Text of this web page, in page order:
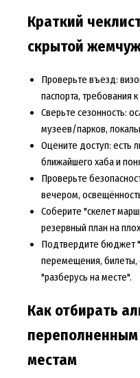
Краткий
скрытой
Проверьте въезд:
паспорта, требования к
Сверьте сезонность:
музеев/парков,
Оцените доступ: есть
ближайшего хаба и
Проверьте
вечером,
Соберите "скелет
резервный план на
Подтвердите бюджет
перемещения, билеты,
"разберусь на месте".
Как отбирать
переполненным
местам